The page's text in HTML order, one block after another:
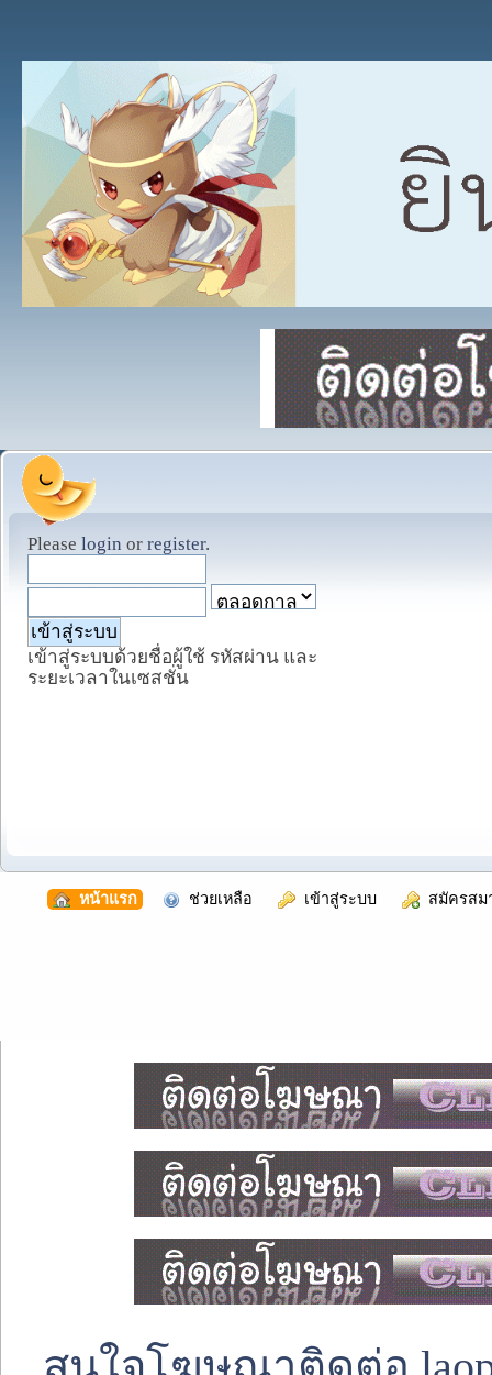
Please login or register.
เข้าสู่ระบบด้วยชื่อผู้ใช้ รหัสผ่าน และ
ระยะเวลาในเซสชั่น
หน้าแรก ช่วยเหลือ เข้าสู่ระบบ สมัครสม